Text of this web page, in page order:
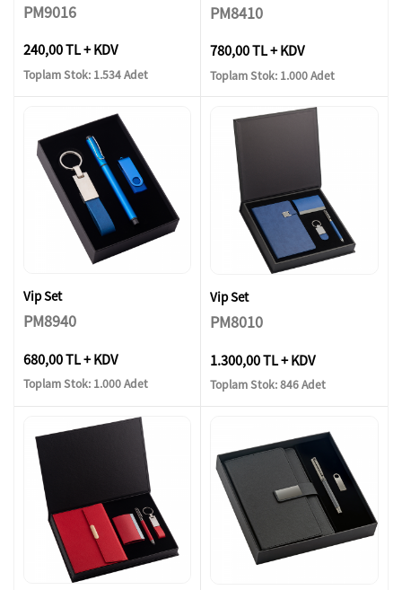
PM9016
240,00 TL + KDV
Toplam Stok: 1.534 Adet
PM8410
780,00 TL + KDV
Toplam Stok: 1.000 Adet
Vip Set
PM8940
680,00 TL + KDV
Toplam Stok: 1.000 Adet
Vip Set
PM8010
1.300,00 TL + KDV
Toplam Stok: 846 Adet